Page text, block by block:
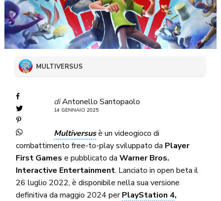
MULTIVERSUS
diAntonello Santopaolo
14 GENNAIO 2025
Multiversusè un videogioco di
combattimento free-to-play sviluppato da Player
First Games e pubblicato daWarner Bros.
Interactive Entertainment. Lanciato in open beta il
26 luglio 2022, è disponibile nella sua versione
definitiva da maggio 2024 perPlayStation 4,